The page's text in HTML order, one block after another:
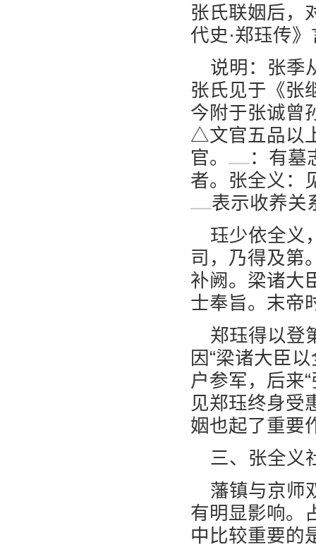
张氏联姻后，
代史·郑珏传
说明：张季
张氏见于《张
今附于张诚曾
△文官五品以
官。
：有墓
者。张全义：
表示收养关
珏少依全义
司，乃得及第
补阙。梁诸大
士奉旨。末帝
郑珏得以登
因“梁诸大臣
户参军，后来
见郑珏终身受
姻也起了重要
三、张全义
藩镇与京师
有明显影响。
中比较重要的